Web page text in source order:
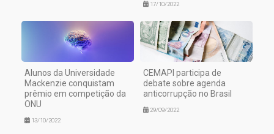
17/10/2022
Alunos da Universidade
Mackenzie conquistam
prêmio em competição da
ONU
13/10/2022
CEMAPI participa de
debate sobre agenda
anticorrupção no Brasil
29/09/2022